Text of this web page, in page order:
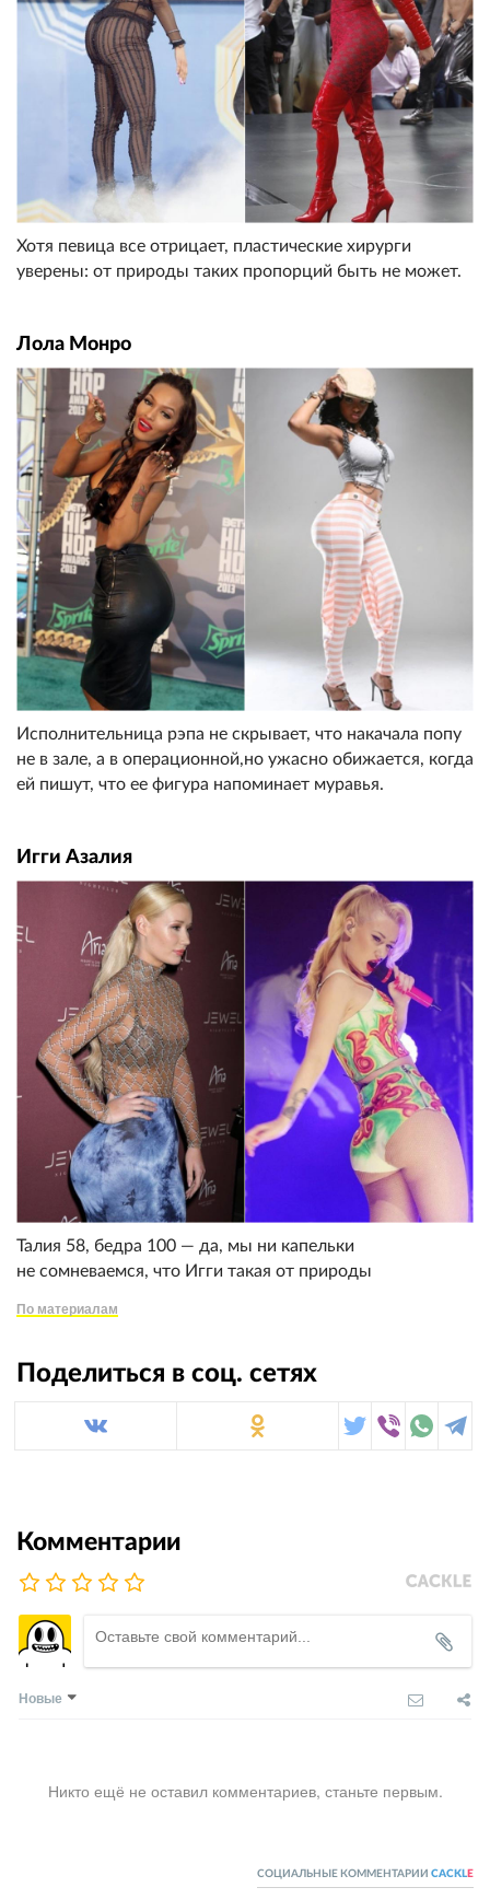
Хотя певица все отрицает, пластические хирурги
уверены: от природы таких пропорций быть не может.
Лола Монро
Исполнительница рэпа не скрывает, что накачала попу
не в зале, а в операционной,но ужасно обижается, когда
ей пишут, что ее фигура напоминает муравья.
Игги Азалия
Талия 58, бедра 100 — да, мы ни капельки
не сомневаемся, что Игги такая от природы
По материалам
Поделиться в соц. сетях
Комментарии
Новые
Никто ещё не оставил комментариев, станьте первым.
СОЦИАЛЬНЫЕ КОММЕНТАРИИ CACKL E